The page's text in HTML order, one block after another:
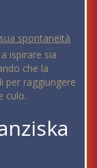
spontaneità
ispirare sia
che la
per raggiungere
culo.